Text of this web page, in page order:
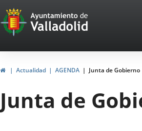
Portal
Web
del
Ayuntamiento
de
Valladolid
InicioActualidad AGENDA Junta de Gobierno
Junta de